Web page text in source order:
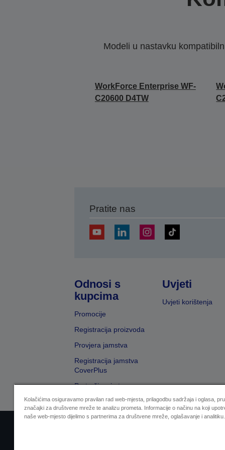
Modeli u nastavku
WorkForce Enterprise WF-
C20600 D4TW
Pratite nas
Odnosi s
kupcima
Promocije
Registracija proizvoda
Provjera jamstva
Registracija jamstva
CoverPlus
Pretraživanje trgovaca
Uvjeti
Uvjeti korištenja
Kolačićima osiguravamo pravilan rad web-mjesta, prilagodbu sadržaja i oglasa,
značajki za društvene mreže te analizu prometa. Informacije o načinu na koji
naše web-mjesto dijelimo s partnerima za društvene mreže, oglašavanje i analitiku.